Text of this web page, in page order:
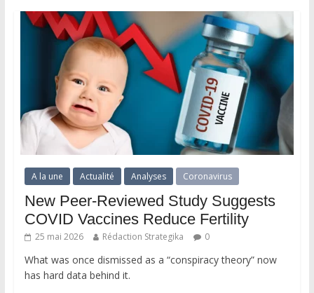
A la une Actualité Analyses Coronavirus
New Peer-Reviewed Study Suggests
COVID Vaccines Reduce Fertility
25 mai 2026 Rédaction Strategika 0
What was once dismissed as a “conspiracy theory” now
has hard data behind it.